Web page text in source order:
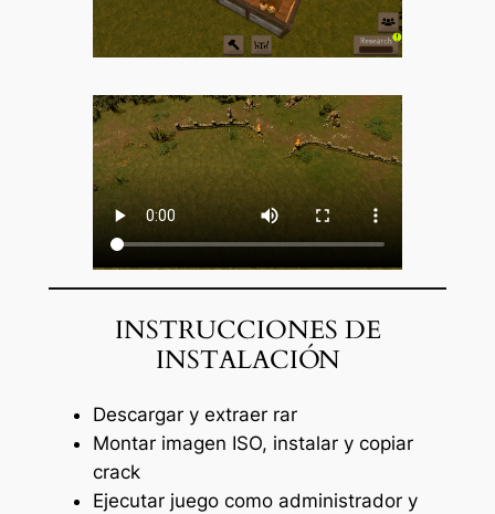
INSTRUCCIONES DE
INSTALACIÓN
Descargar y extraer rar
Montar imagen ISO, instalar y copiar
crack
Ejecutar juego como administrador y